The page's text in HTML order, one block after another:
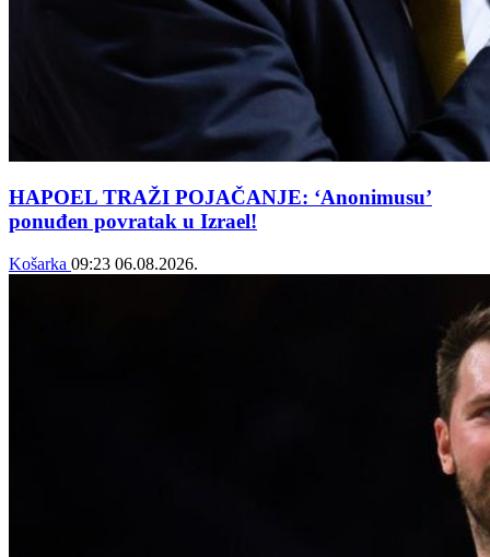
HAPOEL TRAŽI POJAČANJE: ‘Anonimusu’
ponuđen povratak u Izrael!
Košarka 09:23 06.08.2026.